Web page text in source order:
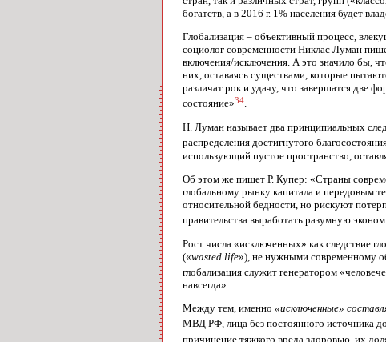
богатств, а в 2016 г. 1% населения будет
Глобализация – объективный процесс,
социолог современности Никлас Луман
включения/исключения. А это значило бы,
них, оставаясь существами, которые
различат рок и удачу, что завершатся две
состояние»34.
Н. Луман называет два принципиальных
распределения достигнутого
использующий пустое пространство,
Об этом же пишет Р. Купер: «Страны
глобальному рынку капитала и передовым
относительной бедности, но рискуют
правительства выработать разумную
Рост числа «исключенных» как следствие
(«wasted life»), не нужными современному
глобализация служит генератором
навсегда».
Между тем, именно «исключенные»
МВД РФ, лица без постоянного источника
причинение тяжкого вреда здоровью, их